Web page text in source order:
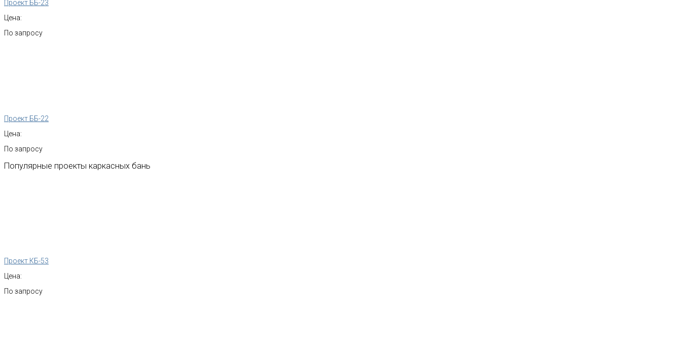
Проект ББ-23
Цена:
По запросу
Проект ББ-22
Цена:
По запросу
Популярные проекты каркасных бань
Проект КБ-53
Цена:
По запросу